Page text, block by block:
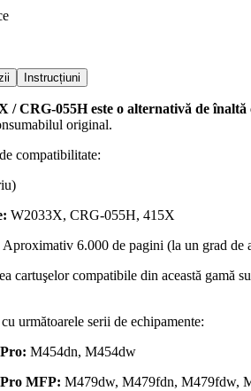
Instrucțiuni
/ CRG-055H este o alternativă de
original.
compatibilitate:
W2033X, CRG-055H, 415X
Aproximativ 6.000 de pagini (la un grad de
cartuşelor compatibile din această gamă
următoarele serii de echipamente:
M454dn, M454dw
MFP: M479dw, M479fdn, M479fdw,